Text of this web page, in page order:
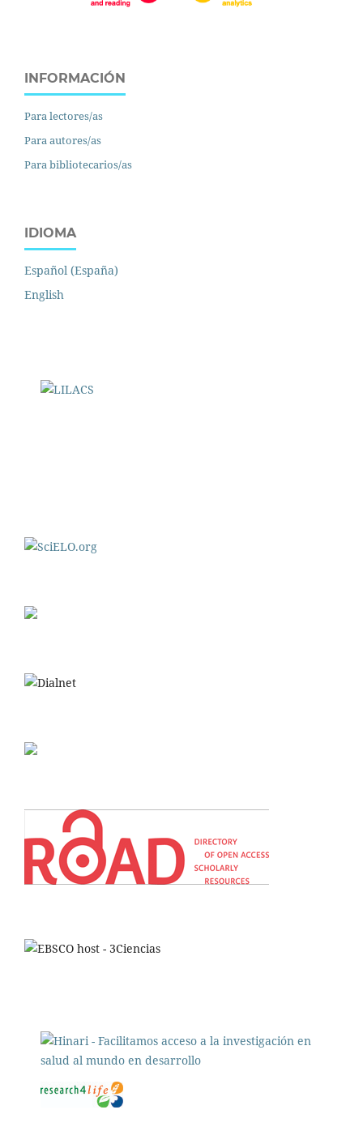
INFORMACIÓN
Para lectores/as
Para autores/as
Para bibliotecarios/as
IDIOMA
Español (España)
English